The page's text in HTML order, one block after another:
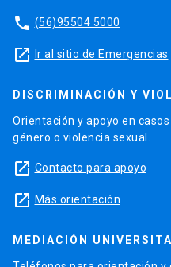
phone (56)95504 5000
launch Ir al sitio de Emergencias
DISCRIMINACIÓN Y
Orientación y apoyo en
género o violencia sexual.
launch Contacto para apoyo
launch Más orientación
MEDIACIÓN